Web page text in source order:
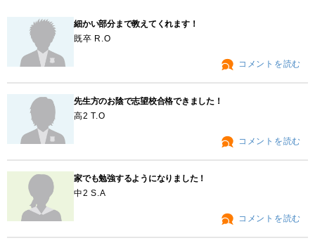
細かい部分まで教えてくれます！
既卒 R.O
コメントを読む
先生方のお陰で志望校合格できました！
高2 T.O
コメントを読む
家でも勉強するようになりました！
中2 S.A
コメントを読む